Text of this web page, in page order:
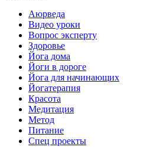
Аюрведа
Видео уроки
Вопрос эксперту
Здоровье
Йога дома
Йоги в дороге
Йога для начинающих
Йогатерапия
Красота
Медитация
Метод
Питание
Спец проекты